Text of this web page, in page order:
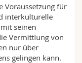
Voraussetzung für
interkulturelle
seinen
Vermittlung von
nur über
gelingen kann.